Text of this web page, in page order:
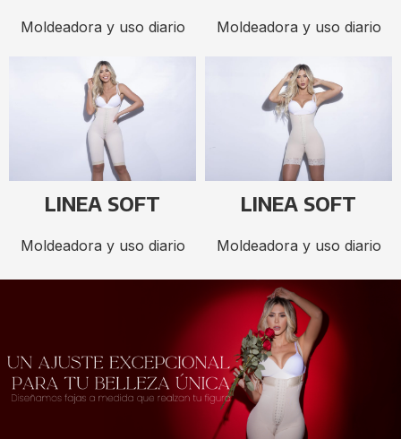
Moldeadora y uso diario Moldeadora y uso diario
LINEA SOFT
Moldeadora y uso diario
LINEA SOFT
Moldeadora y uso diario